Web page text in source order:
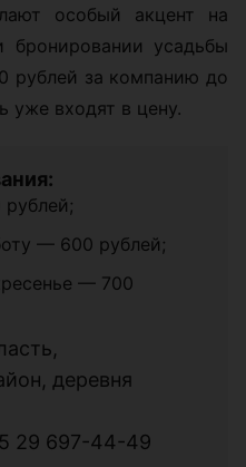
особый акцент на
усадьбы
рублей за компанию до
уже входят в цену.
— 600 рублей;
— 700
деревня
29 697-44-49